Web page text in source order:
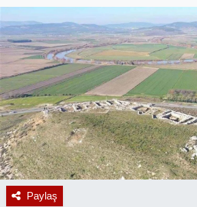
Paylaş
RESMİ REKLAM